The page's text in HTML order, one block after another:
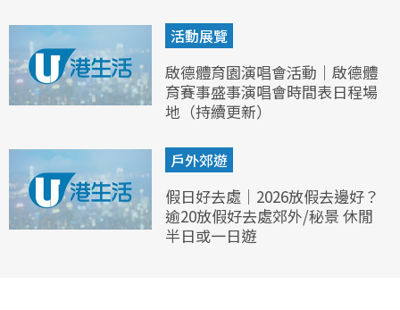
活動展覽
啟德體育園演唱會活動｜啟德體
育賽事盛事演唱會時間表日程場
地（持續更新）
戶外郊遊
假日好去處｜2026放假去邊好？
逾20放假好去處郊外/秘景 休閒
半日或一日遊